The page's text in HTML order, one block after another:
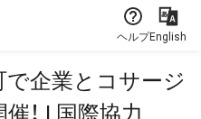
ヘルプEnglish
で企業とコサージ
！ | 国際協力